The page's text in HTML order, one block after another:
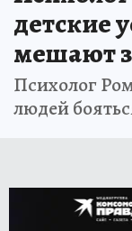
детские
мешают
Психолог
людей